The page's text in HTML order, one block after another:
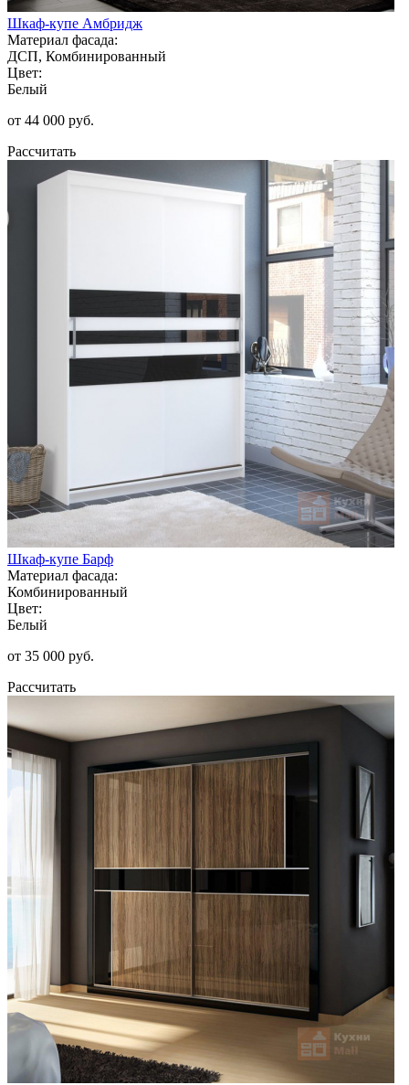
Шкаф-купе Амбридж
Материал фасада:
ДСП, Комбинированный
Цвет:
Белый
от 44 000 руб.
Рассчитать
Шкаф-купе Барф
Материал фасада:
Комбинированный
Цвет:
Белый
от 35 000 руб.
Рассчитать